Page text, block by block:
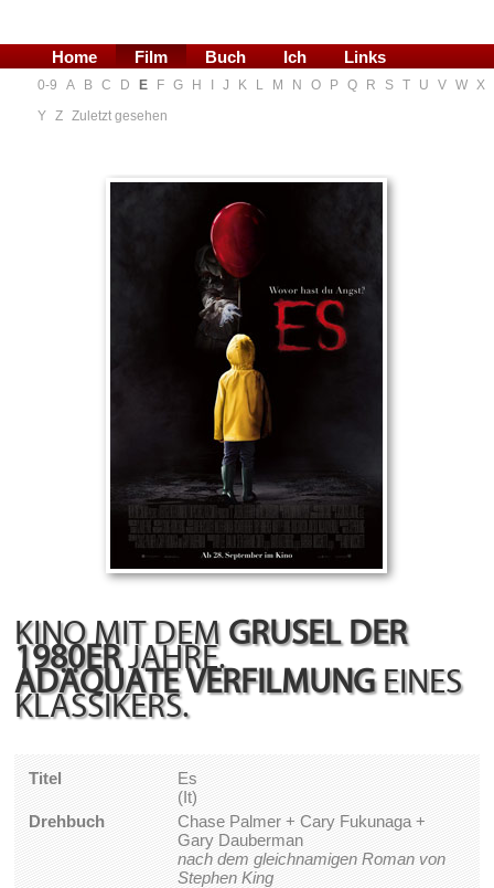
Home Film Buch Ich Links
0-9 A B C D E F G H J K L M N O P Q R S T U V W X
Y Z Zuletzt gesehen
KINO MIT DEM GRUSEL DER
1980ERJAHRE.
ADÄQUATE VERFILMUNGEINES
KLASSIKERS.
Titel
Es
(It)
Drehbuch
Chase Palmer + Cary Fukunaga +
Gary Dauberman
nach dem gleichnamigen Roman von
Stephen King